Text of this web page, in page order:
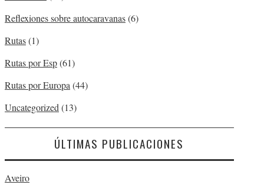
Reflexiones sobre autocaravanas(6)
Rutas(1)
Rutas por Esp(61)
Rutas por Europa (44)
Uncategorized (13)
ÚLTIMAS PUBLICACIONES
Aveiro